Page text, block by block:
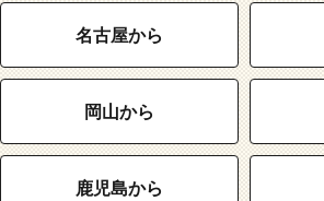
名古屋から
岡山から
鹿児島から